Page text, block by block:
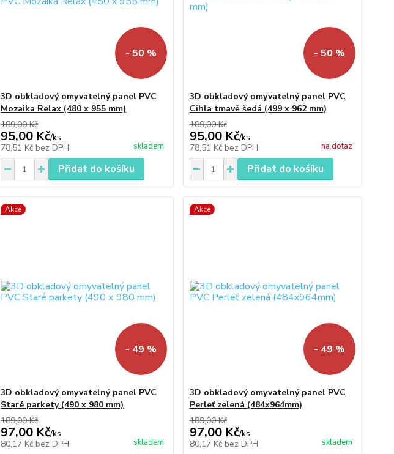
- 50 %
3D obkladový omyvatelný panel PVC
Mozaika Relax (480 x 955 mm)
189,00 Kč
95,00 Kč/ks
78,51 Kč bez DPH skladem
Přidat do košíku
- 50 %
3D obkladový omyvatelný panel PVC
Cihla tmavě šedá (499 x 962 mm)
189,00 Kč
95,00 Kč/ks
78,51 Kč bez DPH na dotaz
Přidat do košíku
Akce
- 49 %
3D obkladový omyvatelný panel PVC
Staré parkety (490 х 980 mm)
189,00 Kč
97,00 Kč/ks
80,17 Kč bez DPH skladem
Akce
- 49 %
3D obkladový omyvatelný panel PVC
Perleť zelená (484x964mm)
189,00 Kč
97,00 Kč/ks
80,17 Kč bez DPH skladem